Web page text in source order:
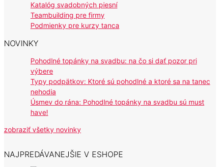
Katalóg svadobných piesní
Teambuilding pre firmy
Podmienky pre kurzy tanca
NOVINKY
Pohodlné topánky na svadbu: na čo si dať pozor pri
výbere
Typy podpätkov: Ktoré sú pohodlné a ktoré sa na tanec
nehodia
Úsmev do rána: Pohodlné topánky na svadbu sú must
have!
zobraziť všetky novinky
NAJPREDÁVANEJŠIE V ESHOPE